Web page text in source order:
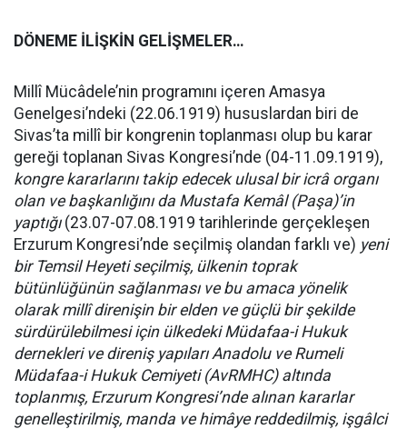
DÖNEME İLİŞKİN GELİŞMELER…
Millî Mücâdele’nin programını içeren Amasya
Genelgesi’ndeki (22.06.1919) hususlardan biri de
Sivas’ta millî bir kongrenin toplanması olup bu karar
gereği toplanan Sivas Kongresi’nde (04-11.09.1919),
kongre kararlarını takip edecek ulusal bir icrâ organı
olan ve başkanlığını da Mustafa Kemâl (Paşa)’in
yaptığı(23.07-07.08.1919 tarihlerinde gerçekleşen
Erzurum Kongresi’nde seçilmiş olandan farklı ve) yeni
bir Temsil Heyeti seçilmiş, ülkenin toprak
bütünlüğünün sağlanması ve bu amaca yönelik
olarak millî direnişin bir elden ve güçlü bir şekilde
sürdürülebilmesi için ülkedeki Müdafaa-i Hukuk
dernekleri ve direniş yapıları Anadolu ve Rumeli
Müdafaa-i Hukuk Cemiyeti (AvRMHC) altında
toplanmış, Erzurum Kongresi’nde alınan kararlar
genelleştirilmiş, manda ve himâye reddedilmiş, işgâlci